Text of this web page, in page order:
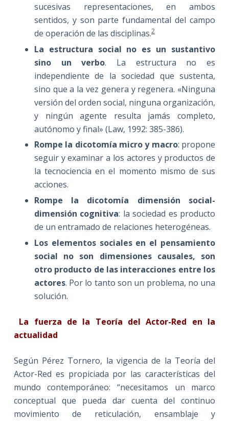
sucesivas representaciones, en ambos
sentidos, y son parte fundamental del campo
de operación de las disciplinas.2
La estructura social no es un sustantivo
sino un verbo. La estructura no es
independiente de la sociedad que sustenta,
sino que a la vez genera y regenera. «Ninguna
versión del orden social, ninguna organización,
y ningún agente resulta jamás completo,
autónomo y final» (Law, 1992: 385-386).
Rompe la dicotomía micro y macro: propone
seguir y examinar a los actores y productos de
la tecnociencia en el momento mismo de sus
acciones.
Rompe la dicotomía dimensión social-
dimensión cognitiva: la sociedad es producto
de un entramado de relaciones heterogéneas.
Los elementos sociales en el pensamiento
social no son dimensiones causales, son
otro producto de las interacciones entre los
actores. Por lo tanto son un problema, no una
solución.
La fuerza de la Teoría del Actor-Red en la
actualidad
Según Pérez Tornero, la vigencia de la Teoría del
Actor-Red es propiciada por las características del
mundo contemporáneo: “necesitamos un marco
conceptual que pueda dar cuenta del continuo
movimiento de reticulación, ensamblaje y